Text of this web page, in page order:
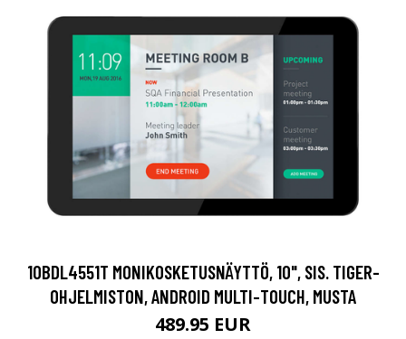
10BDL4551T MONIKOSKETUSNÄYTTÖ, 10", SIS. TIGER-
OHJELMISTON, ANDROID MULTI-TOUCH, MUSTA
489.95 EUR